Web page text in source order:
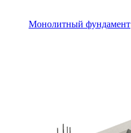
Монолитный фундамент